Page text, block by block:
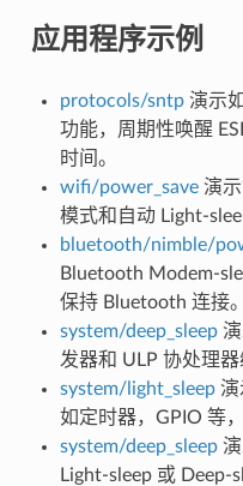
应用程序示例
protocols/sntp演示
功能，周期性唤醒
时间。
wifi/power_save演示
模式和自动 Light-
bluetooth/nimble/
Bluetooth Modem-
保持 Bluetooth 连接。
system/deep_sleep演
发器和 ULP 协处理器
system/light_sleep演
如定时器，GPIO 等
system/deep_sleep演
Light-sleep 或 Deep-